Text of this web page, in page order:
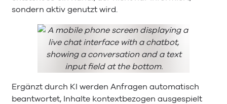
sondern aktiv genutzt wird.
Ergänzt durch KI werden Anfragen automatisch
beantwortet, Inhalte kontextbezogen ausgespielt